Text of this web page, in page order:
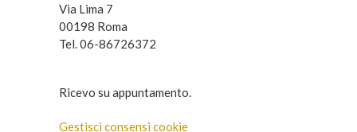
Via Lima 7
00198 Roma
Tel. 06-86726372
Ricevo su appuntamento.
Gestisci consensi cookie